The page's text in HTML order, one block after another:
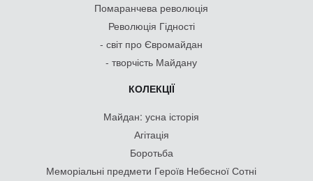
Помаранчева революція
Революція Гідності
- світ про Євромайдан
- творчість Майдану
КОЛЕКЦІЇ
Майдан: усна історія
Агітація
Боротьба
Меморіальні предмети Героїв Небесної Сотні